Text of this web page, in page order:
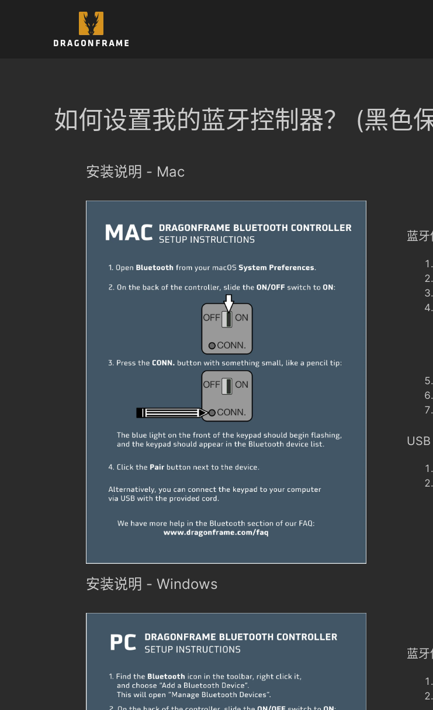
如何设置我的蓝牙控制器？ (黑色
安装说明 - Mac
蓝牙
安装说明 - Windows
蓝牙